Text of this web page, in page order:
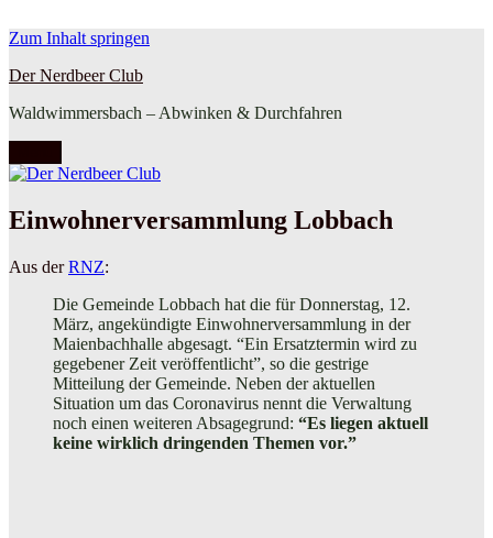
Zum Inhalt springen
Der Nerdbeer Club
Waldwimmersbach – Abwinken & Durchfahren
Einwohnerversammlung Lobbach
Aus derRNZ:
Die Gemeinde Lobbach hat die für Donnerstag, 12.
März, angekündigte Einwohnerversammlung in der
Maienbachhalle abgesagt. “Ein Ersatztermin wird zu
gegebener Zeit veröffentlicht”, so die gestrige
Mitteilung der Gemeinde. Neben der aktuellen
Situation um das Coronavirus nennt die Verwaltung
noch einen weiteren Absagegrund: “Es liegen aktuell
keine wirklich dringenden Themen vor.”